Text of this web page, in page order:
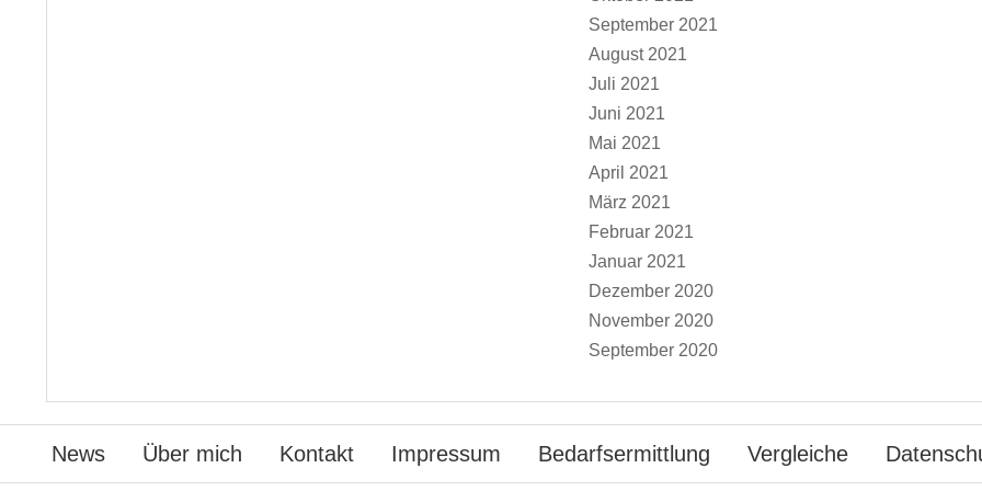
September 2021
August 2021
Juli 2021
Juni 2021
Mai 2021
April 2021
März 2021
Februar 2021
Januar 2021
Dezember 2020
November 2020
September 2020
News Über mich Kontakt Impressum Bedarfsermittlung Vergleiche